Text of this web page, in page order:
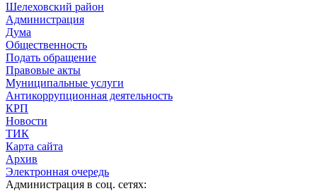
Шелеховский район
Администрация
Дума
Общественность
Подать обращение
Правовые акты
Муниципальные услуги
Антикоррупционная деятельность
КРП
Новости
ТИК
Карта сайта
Архив
Электронная очередь
Администрация в соц. сетях: